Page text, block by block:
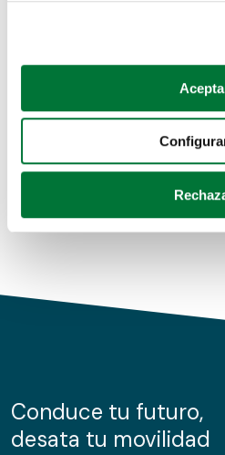
Si lo permite, también
Recopilar información
Identificar su dispositivo
para buscar
Obtenga más información
de cookies.
información sobre el uso que
nuestros partners de redes
Coches de segunda mano
Coches de km0
Conduce tu futuro,
desata tu movilidad